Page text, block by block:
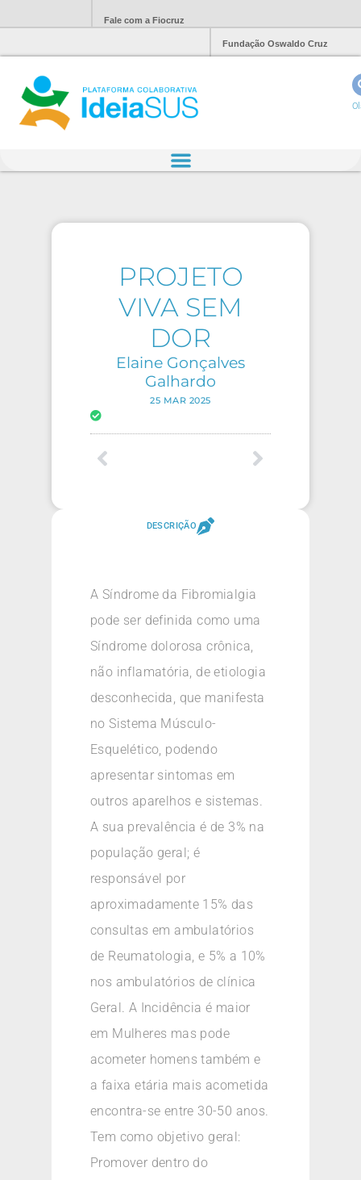
Fale com a Fiocruz
Fundação Oswaldo Cruz
PROJETO
VIVA SEM
DOR
Elaine Gonçalves
Galhardo
25 MAR 2025
DESCRIÇÃO
A Síndrome da Fibromialgia
pode ser definida como uma
Síndrome dolorosa crônica,
não inflamatória, de etiologia
desconhecida, que manifesta
no Sistema Músculo-
Esquelético, podendo
apresentar sintomas em
outros aparelhos e sistemas.
A sua prevalência é de 3% na
população geral; é
responsável por
aproximadamente 15% das
consultas em ambulatórios
de Reumatologia, e 5% a 10%
nos ambulatórios de clínica
Geral. A Incidência é maior
em Mulheres mas pode
acometer homens também e
a faixa etária mais acometida
encontra-se entre 30-50 anos.
Tem como objetivo geral:
Promover dentro do